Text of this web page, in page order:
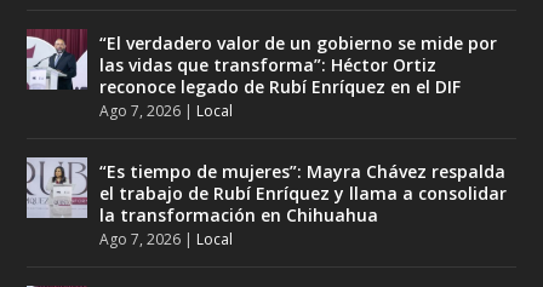
“El verdadero valor de un gobierno se mide por
las vidas que transforma”: Héctor Ortiz
reconoce legado de Rubí Enríquez en el DIF
Ago 7, 2026 Local
“Es tiempo de mujeres”: Mayra Chávez respalda
el trabajo de Rubí Enríquez y llama a consolidar
la transformación en Chihuahua
Ago 7, 2026 Local